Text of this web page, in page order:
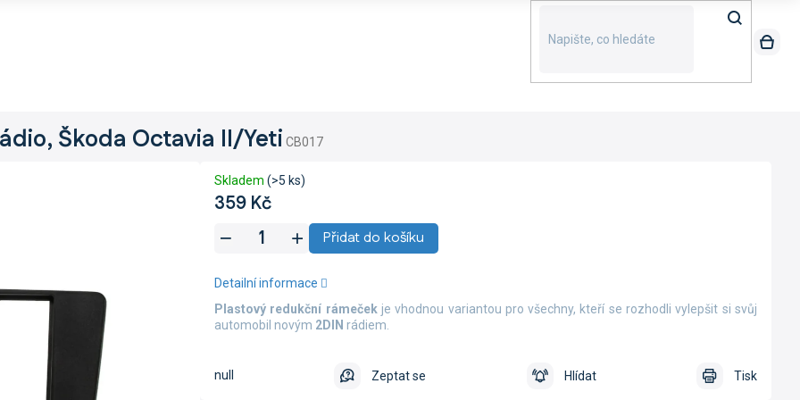
Škoda Octavia II/Yeti CB017
359 Kč
Skladem (>5 ks)
Přidat do košíku
Plastový redukční rámečekje vhodnou variantou pro všechny, kteří se rozhodli vylepšit si svůj
automobil novým 2DIN rádiem.
Detailní informace
Tisk
Zeptat se Hlídat
null